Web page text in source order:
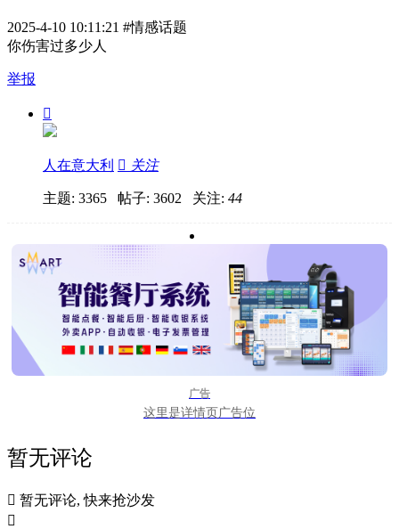
2025-4-10 10:11:21 #情感话题
你伤害过多少人
举报

人在意大利  关注
主题: 3365 帖子: 3602 关注: 44
广告
这里是详情页广告位
暂无评论
 暂无评论, 快来抢沙发
